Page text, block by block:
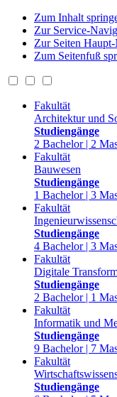
Zum Inhalt
Zur Service-
Zur Seiten
Zum Seitenfuß
Fakultät
Architektur und
Studiengänge
2 Bachelor | 2
Fakultät
Bauwesen
Studiengänge
1 Bachelor | 3
Fakultät
Studiengänge
4 Bachelor | 3
Fakultät
Digitale
Studiengänge
2 Bachelor | 1
Fakultät
Informatik und
Studiengänge
9 Bachelor | 7
Fakultät
Studiengänge